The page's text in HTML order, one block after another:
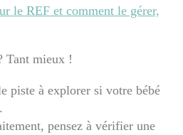
le REF et comment le gérer,
Tant mieux !
piste à explorer si votre bébé
pensez à vérifier une